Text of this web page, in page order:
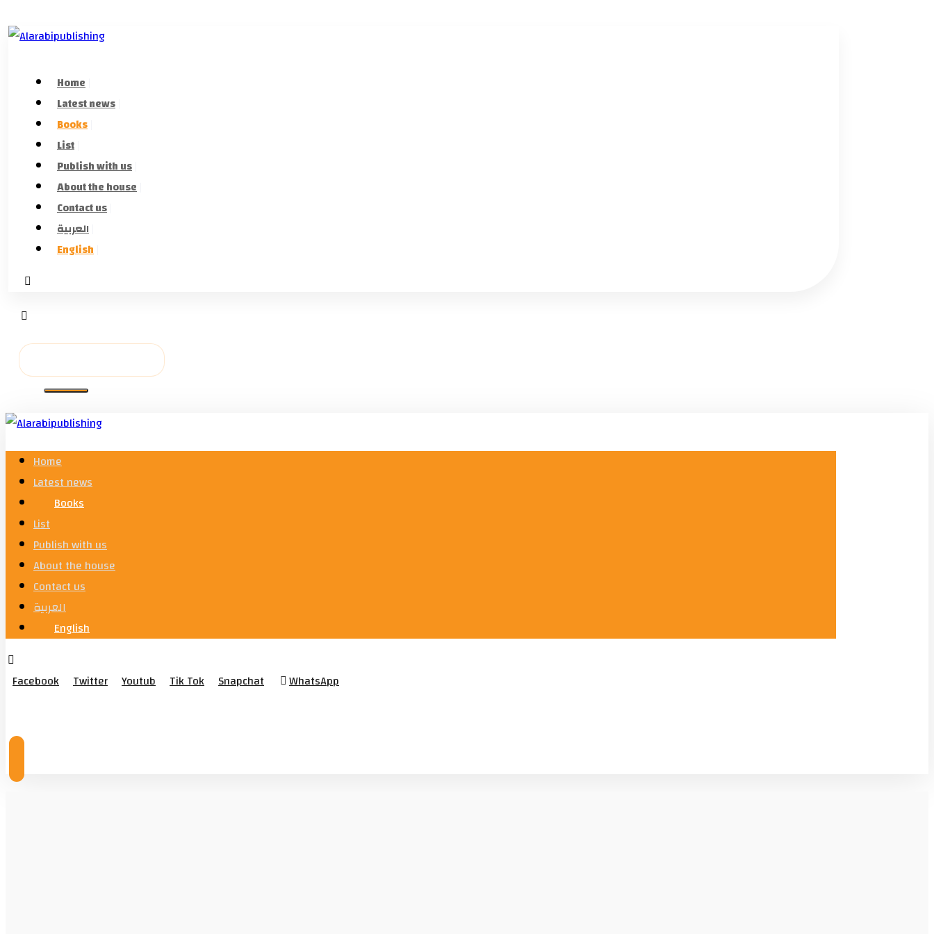
Home
Latest news
Books
List
Publish with us
About the house
Contact us
العربية
English
Home
Latest news
Books
List
Publish with us
About the house
Contact us
العربية
English
Facebook Twitter Youtub Tik Tok Snapchat
WhatsApp